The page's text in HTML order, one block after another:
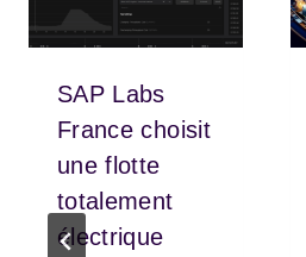
SAP Labs
France choisit
une flotte
totalement
électrique